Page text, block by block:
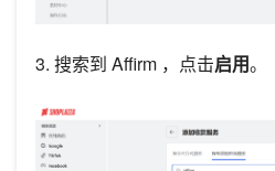
3. 搜索到 Affirm ，点击启用。